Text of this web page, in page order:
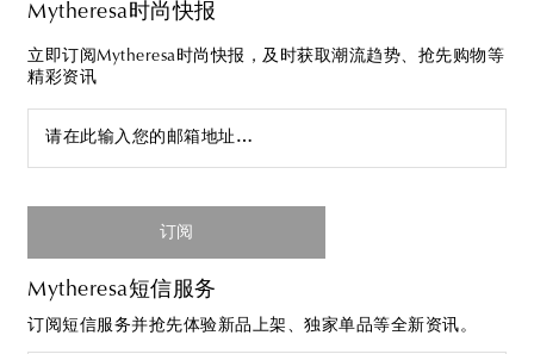
Mytheresa时尚快报
立即订阅Mytheresa时尚快报，及时获取潮流趋势、抢先购物等
精彩资讯
请在此输入您的邮箱地址…
订阅
Mytheresa短信服务
订阅短信服务并抢先体验新品上架、独家单品等全新资讯。